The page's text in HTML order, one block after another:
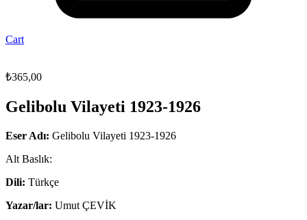
Cart
₺365,00
Gelibolu Vilayeti 1923-1926
Eser Adı: Gelibolu Vilayeti 1923-1926
Alt Baslık:
Dili: Türkçe
Yazar/lar: Umut ÇEVİK